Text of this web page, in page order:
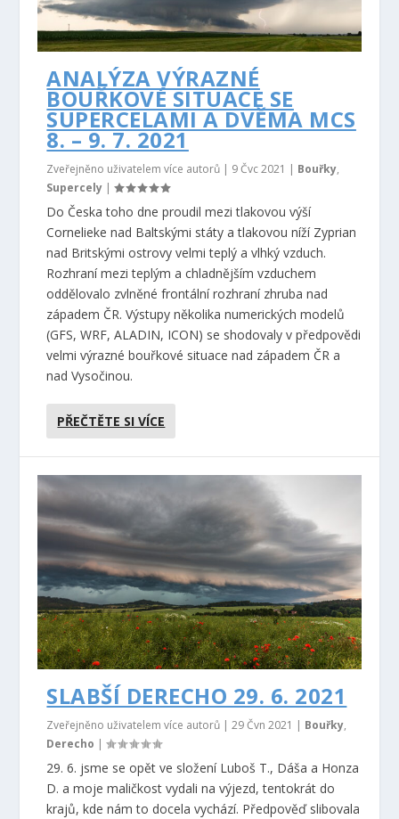
ANALÝZA VÝRAZNÉ
BOUŘKOVÉ SITUACE SE
SUPERCELAMI A DVĚMA MCS
8. – 9. 7. 2021
Zveřejněno uživatelem více autorů | 9 Čvc 2021 | Bouřky,
Supercely |
Do Česka toho dne proudil mezi tlakovou výší
Cornelieke nad Baltskými státy a tlakovou níží Zyprian
nad Britskými ostrovy velmi teplý a vlhký vzduch.
Rozhraní mezi teplým a chladnějším vzduchem
oddělovalo zvlněné frontální rozhraní zhruba nad
západem ČR. Výstupy několika numerických modelů
(GFS, WRF, ALADIN, ICON) se shodovaly v předpovědi
velmi výrazné bouřkové situace nad západem ČR a
nad Vysočinou.
PŘEČTĚTE SI VÍCE
SLABŠÍ DERECHO 29. 6. 2021
Zveřejněno uživatelem více autorů |29 Čvn 2021 | Bouřky,
Derecho |
29. 6. jsme se opět ve složení Luboš T., Dáša a Honza
D. a moje maličkost vydali na výjezd, tentokrát do
krajů, kde nám to docela vychází. Předpověď slibovala